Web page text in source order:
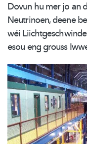
Dovun hu mer jo an
Neutrinoen, deene
wéi
esou eng grouss